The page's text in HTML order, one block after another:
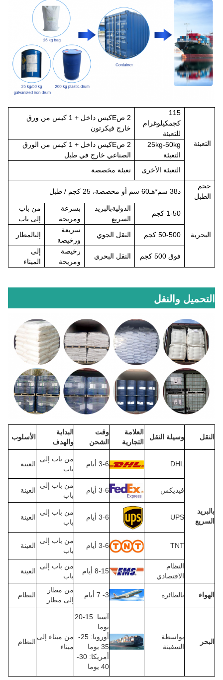
التعبئة
115
كجمكيلوغرام
للتعبئة
2 ص E
كيس داخل + 1 كيس من ورق
خارج فيكرتون
25kg-50kg
التعبئة
2 ص E
كيس داخل + 1 كيس من الورق
الصناعي خارج في طبل
التعبئة الأخرى
تعبئة مخصصة
حجم
الطبل
38 سم* هـ60 سم أو مخصصة، 25 كجم / طبل
البحرية
1-50 كجم
الدوليةبالبريد
السريع
بسرعة
ومريحة
من باب
إلى باب
50-500 كجم
النقل الجوي
سريعة
ورخيصة
إلىالمطار
فوق 500 كجم النقل البحري
رخيصة
ومريحة
إلى
الميناء
التحميل والنقل
النقل وسيلة النقل
العلامة
التجارية
وقت
الشحن
البداية
والهدف
الأسلوب
بالبريد
السريع
DHL 3-6 أيام
من باب إلى
باب
العينة
فيديكس 3-6 أيام
من باب إلى
باب
العينة
UPS 3-6 أيام
من باب إلى
باب
العينة
TNT 3-6 أيام
من باب إلى
باب
العينة
النظام
الاقتصادي
8-15 أيام
من باب إلى
باب
العينة
الهواء بالطائرة 3- 7 أيام
من مطار
إلى مطار
النظام
البحر
بواسطة
السفينة
آسيا: 15-20
يوما
أوروبا: 25-
35 يوما
أمريكا: 30-
40 يوما
من ميناء إلى
ميناء
النظام